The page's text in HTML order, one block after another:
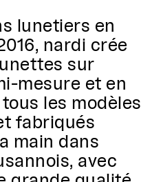
lunetiers en
nardi crée
sur
mesure et en
les modèles
fabriqués
main dans
avec